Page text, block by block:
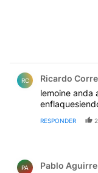
RC Ricardo
lemoine anda
RESPONDER 2
PA Pablo Aguirre